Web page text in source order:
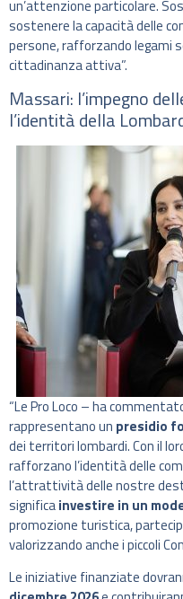
un’attenzione particolare.
sostenere la capacità delle
persone, rafforzando legami
cittadinanza attiva”.
Massari: l’impegno
l’identità della
“Le Pro Loco – ha
rappresentano un presidio
dei territori lombardi. Con il
rafforzano l’identità delle
l’attrattività delle nostre
significainvestire in un
promozione turistica,
valorizzando anche i piccoli
Le iniziative finanziate